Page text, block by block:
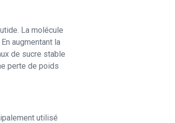
La molécule
augmentant la
de sucre stable
perte de poids
utilisé